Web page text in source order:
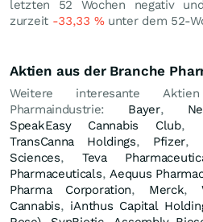
letzten 52 Wochen negativ
zurzeit -33,33 %unter dem 52-
Aktien aus der Branche
Weitere interesante
Pharmaindustrie: Bayer,
SpeakEasy Cannabis Club,
TransCanna Holdings, Pfizer,
Sciences, Teva
Pharmaceuticals,Aequus
Pharma Corporation, Merck,
Cannabis, iAnthus Capital